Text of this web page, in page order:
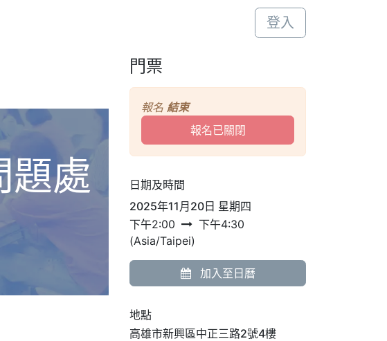
登入
題處
門票
報名 結束
報名已關閉
日期及時間
2025年11月20日 星期四
下午2:00
下午4:30
(Asia/Taipei)
加入至日曆
地點
高雄市新興區中正三路2號4樓